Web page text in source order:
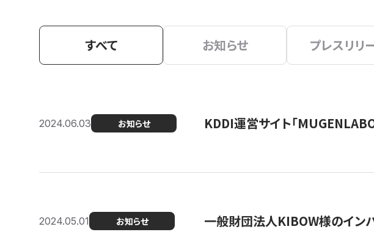
すべて お知らせ プレスリリ
2024.06.03 お知らせ KDDI運営サイト「
2024.05.01 お知らせ 一般財団法人KIBOW様のイン